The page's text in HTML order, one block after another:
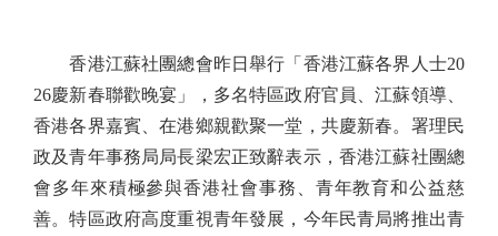
香港江蘇社團總會昨日舉行「香港江蘇各界人士20
26慶新春聯歡晚宴」，多名特區政府官員、江蘇領導、
香港各界嘉賓、在港鄉親歡聚一堂，共慶新春。署理民
政及青年事務局局長梁宏正致辭表示，香港江蘇社團總
會多年來積極參與香港社會事務、青年教育和公益慈
善。特區政府高度重視青年發展，今年民青局將推出青